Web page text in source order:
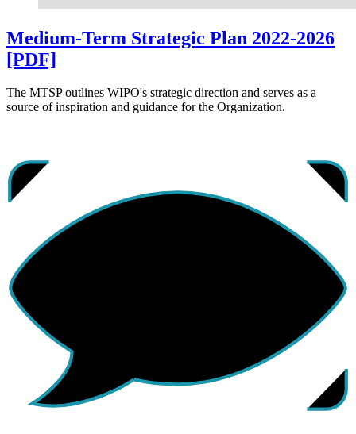
Medium-Term Strategic Plan 2022-2026
[PDF]
The MTSP outlines WIPO's strategic direction and serves as a
source of inspiration and guidance for the Organization.